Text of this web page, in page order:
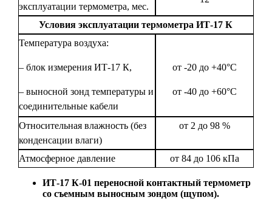
эксплуатации термометра, мес.
Условия эксплуатации термометра ИТ-17 К
Температура воздуха:
– блок измерения ИТ-17 К,
– выносной зонд температуры и
соединительные кабели
от -20 до +40°С
от -40 до +60°С
Относительная влажность (без
конденсации влаги)
от 2 до 98 %
Атмосферное давление от 84 до 106 кПа
ИТ-17 К-01 переносной контактный термометр
со съемным выносным зондом (щупом).